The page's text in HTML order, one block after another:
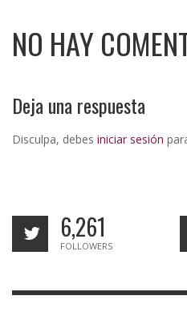
NO HAY
Deja una respuesta
Disculpa, debes iniciar sesión
6,261
FOLLOWERS